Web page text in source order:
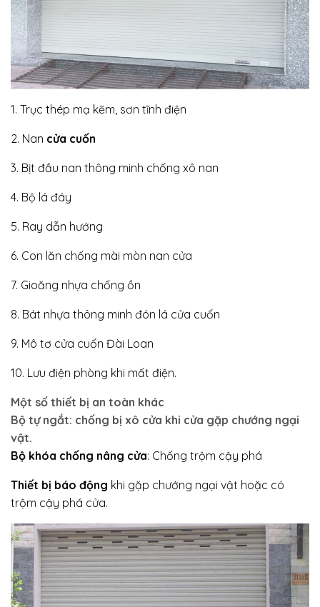
1. Trục thép mạ kẽm, sơn tĩnh điện
2. Nan cửa cuốn
3. Bịt đầu nan thông minh chống xô nan
4. Bộ lá đáy
5. Ray dẫn hướng
6. Con lăn chống mài mòn nan cửa
7. Gioăng nhựa chống ồn
8. Bát nhựa thông minh đón lá cửa cuốn
9. Mô tơ cửa cuốn Đài Loan
10. Lưu điện phòng khi mất điện.
Một số thiết bị an toàn khác
Bộ tự ngắt: chống bị xô cửa khi cửa gặp chướng ngại
vật.
Bộ khóa chống nâng cửa: Chống trộm cậy phá
Thiết bị báo động khi gặp chướng ngại vật hoặc có
trộm cậy phá cửa.